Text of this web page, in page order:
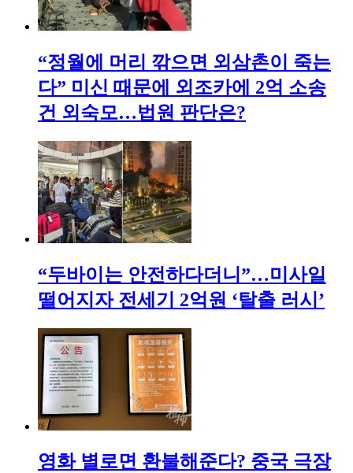
“정월에 머리 깎으면 외삼촌이 죽는
다” 미신 때문에 외조카에 2억 소송
건 외숙모…법원 판단은?
“두바이는 안전하다더니”…미사일
떨어지자 전세기 2억원 ‘탈출 러시’
영화 별로면 환불해준다? 중국 극장